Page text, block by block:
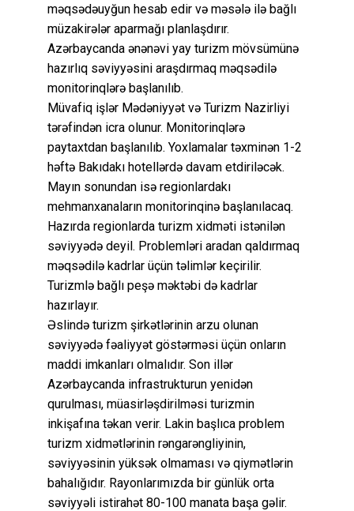
məqsədəuyğun hesab edir və məsələ ilə bağlı
müzakirələr aparmağı planlaşdırır.
Azərbaycanda ənənəvi yay turizm mövsümünə
hazırlıq səviyyəsini araşdırmaq məqsədilə
monitorinqlərə başlanılıb.
Müvafiq işlər Mədəniyyət və Turizm Nazirliyi
tərəfindən icra olunur. Monitorinqlərə
paytaxtdan başlanılıb. Yoxlamalar təxminən 1-2
həftə Bakıdakı hotellərdə davam etdiriləcək.
Mayın sonundan isə regionlardakı
mehmanxanaların monitorinqinə başlanılacaq.
Hazırda regionlarda turizm xidməti istənilən
səviyyədə deyil. Problemləri aradan qaldırmaq
məqsədilə kadrlar üçün təlimlər keçirilir.
Turizmlə bağlı peşə məktəbi də kadrlar
hazırlayır.
Əslində turizm şirkətlərinin arzu olunan
səviyyədə fəaliyyət göstərməsi üçün onların
maddi imkanları olmalıdır. Son illər
Azərbaycanda infrastrukturun yenidən
qurulması, müasirləşdirilməsi turizmin
inkişafına təkan verir. Lakin başlıca problem
turizm xidmətlərinin rəngarəngliyinin,
səviyyəsinin yüksək olmaması və qiymətlərin
bahalığıdır. Rayonlarımızda bir günlük orta
səviyyəli istirahət 80-100 manata başa gəlir.